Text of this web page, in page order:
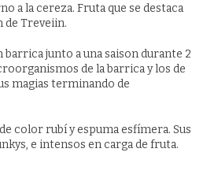
a la cereza. Fruta que se destaca
de Treveiin.
barrica junto a una saison durante 2
de la barrica y los de
magias terminando de
color rubí y espuma esfímera. Sus
e intensos en carga de fruta.